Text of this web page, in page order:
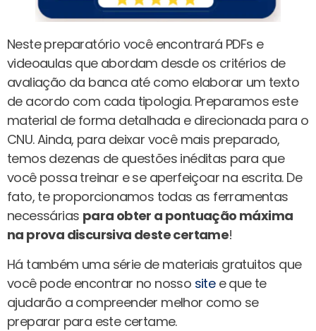
Neste preparatório você encontrará PDFs e
videoaulas que abordam desde os critérios de
avaliação da banca até como elaborar um texto
de acordo com cada tipologia. Preparamos este
material de forma detalhada e direcionada para o
CNU. Ainda, para deixar você mais preparado,
temos dezenas de questões inéditas para que
você possa treinar e se aperfeiçoar na escrita. De
fato, te proporcionamos todas as ferramentas
necessárias para obter a pontuação máxima
na prova discursiva deste certame!
Há também uma série de materiais gratuitos que
você pode encontrar no nosso site e que te
ajudarão a compreender melhor como se
preparar para este certame.